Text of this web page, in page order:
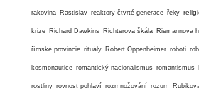
rakovina Rastislav reaktory čtvrté generace řeky
krize Richard Dawkins Richterova škála Riemannova
římské provincie rituály Robert Oppenheimer roboti
kosmonautice romantický nacionalismus romantismus
rostliny rovnost pohlaví rozmnožování rozum